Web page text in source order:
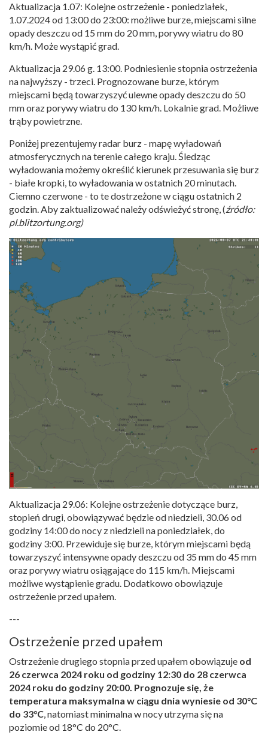
Aktualizacja 1.07: Kolejne ostrzeżenie - poniedziałek,
1.07.2024 od 13:00 do 23:00: możliwe burze, miejscami silne
opady deszczu od 15 mm do 20 mm, porywy wiatru do 80
km/h. Może wystąpić grad.
Aktualizacja 29.06 g. 13:00. Podniesienie stopnia ostrzeżenia
na najwyższy - trzeci. Prognozowane burze, którym
miejscami będą towarzyszyć ulewne opady deszczu do 50
mm oraz porywy wiatru do 130 km/h. Lokalnie grad. Możliwe
trąby powietrzne.
Poniżej prezentujemy radar burz - mapę wyładowań
atmosferycznych na terenie całego kraju. Śledząc
wyładowania możemy określić kierunek przesuwania się burz
- białe kropki, to wyładowania w ostatnich 20 minutach.
Ciemno czerwone - to te dostrzeżone w ciągu ostatnich 2
godzin. Aby zaktualizować należy odświeżyć stronę, (źródło:
pl.blitzortung.org)
Aktualizacja 29.06: Kolejne ostrzeżenie dotyczące burz,
stopień drugi, obowiązywać będzie od niedzieli, 30.06 od
godziny 14:00 do nocy z niedzieli na poniedziałek, do
godziny 3:00. Przewiduje się burze, którym miejscami będą
towarzyszyć intensywne opady deszczu od 35 mm do 45 mm
oraz porywy wiatru osiągające do 115 km/h. Miejscami
możliwe wystąpienie gradu. Dodatkowo obowiązuje
ostrzeżenie przed upałem.
---
Ostrzeżenie przed upałem
Ostrzeżenie drugiego stopnia przed upałem obowiązuje od
26 czerwca 2024 roku od godziny 12:30 do 28 czerwca
2024 roku do godziny 20:00. Prognozuje się, że
temperatura maksymalna w ciągu dnia wyniesie od 30°C
do 33°C, natomiast minimalna w nocy utrzyma się na
poziomie od 18°C do 20°C.